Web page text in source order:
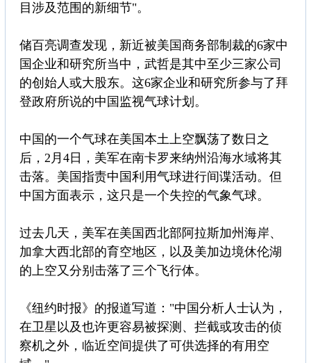
目涉及范围的新细节"。
储百亮调查发现，新近被美国商务部制裁的6家中
国企业和研究所当中，武哲是其中至少三家公司
的创始人或大股东。这6家企业和研究所参与了拜
登政府所说的中国监视气球计划。
中国的一个气球在美国本土上空飘荡了数日之
后，2月4日，美军在南卡罗来纳州沿海水域将其
击落。美国指责中国利用气球进行间谍活动。但
中国方面表示，这只是一个失控的气象气球。
过去几天，美军在美国西北部阿拉斯加州海岸、
加拿大西北部的育空地区，以及美加边境休伦湖
的上空又分别击落了三个飞行体。
《纽约时报》的报道写道："中国分析人士认为，
在卫星以及也许更容易被探测、拦截或攻击的侦
察机之外，临近空间提供了可供选择的有用空